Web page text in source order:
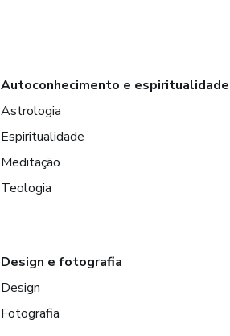
Autoconhecimento e espiritualidade
Astrologia
Espiritualidade
Meditação
Teologia
Design e fotografia
Design
Fotografia